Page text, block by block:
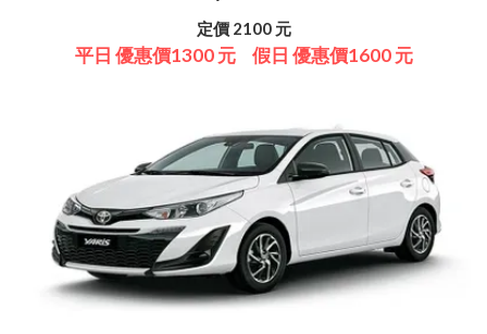
定價 2100 元
平日 優惠價1300 元 假日 優惠價1600 元